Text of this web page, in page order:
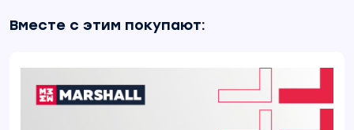
Вместе с этим покупают: